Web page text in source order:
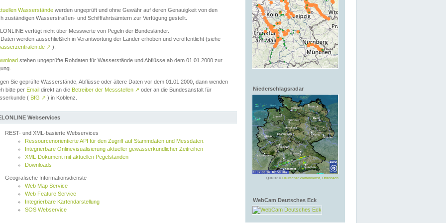
Niederschlagsradar
Quelle: © Deutscher Wetterdienst, Offenbach
WebCam Deutsches Eck
Wasserstände werden ungeprüft und ohne Gewähr auf deren Genauigkeit von den
zuständigen Wasserstraßen- und Schifffahrtsämtern zur Verfügung gestellt.
verfügt nicht über Messwerte von Pegeln der Bundesländer.
werden ausschließlich in Verantwortung der Länder erhoben und veröffentlicht (siehe
↗ ).
stehen ungeprüfte Rohdaten für Wasserstände und Abflüsse ab dem 01.01.2000 zur
Sie geprüfte Wasserstände, Abflüsse oder ältere Daten vor dem 01.01.2000, dann wenden
bitte per Email direkt an die Betreiber der Messstellen ↗ oder an die Bundesanstalt für
( BfG ↗ ) in Koblenz.
Webservices
REST- und XML-basierte Webservices
Ressourcenorientierte API für den Zugriff auf Stammdaten und Messdaten.
Integrierbare Onlinevisualisierung aktueller gewässerkundlicher Zeitreihen
XML-Dokument mit aktuellen Pegelständen
Downloads
Geografische Informationsdienste
Web Map Service
Web Feature Service
Integrierbare Kartendarstellung
SOS Webservice